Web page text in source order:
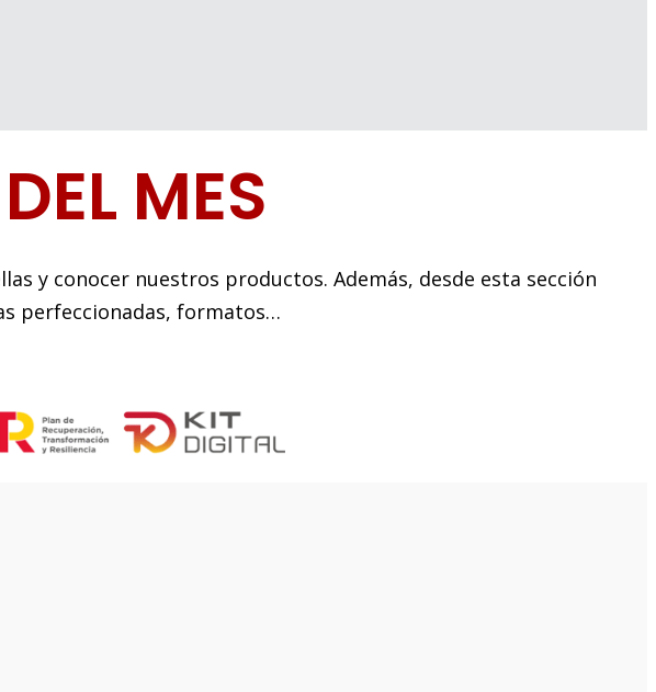
MES
y conocer nuestros productos. Además, desde esta sección
perfeccionadas, formatos…